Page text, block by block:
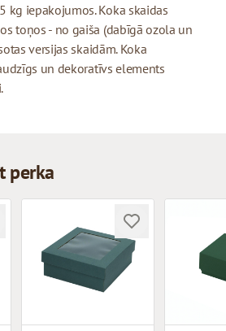
kg iepakojumos. Koka skaidas
toņos - no gaiša (dabīgā ozola un
versijas skaidām. Koka
un dekoratīvs elements
perka